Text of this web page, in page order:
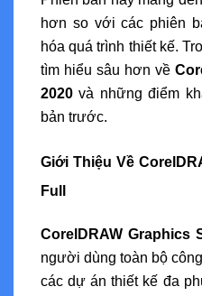
hơn so với các phiên
hóa quá trình thiết kế.
tìm hiểu sâu hơn về
2020 và những điểm
bản trước.
Giới Thiệu Về
Full
CorelDRAW Graphics
người dùng toàn bộ
các dự án thiết kế đa